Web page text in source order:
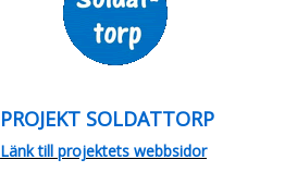
PROJEKT SOLDATTORP
Länk till projektets webbsidor